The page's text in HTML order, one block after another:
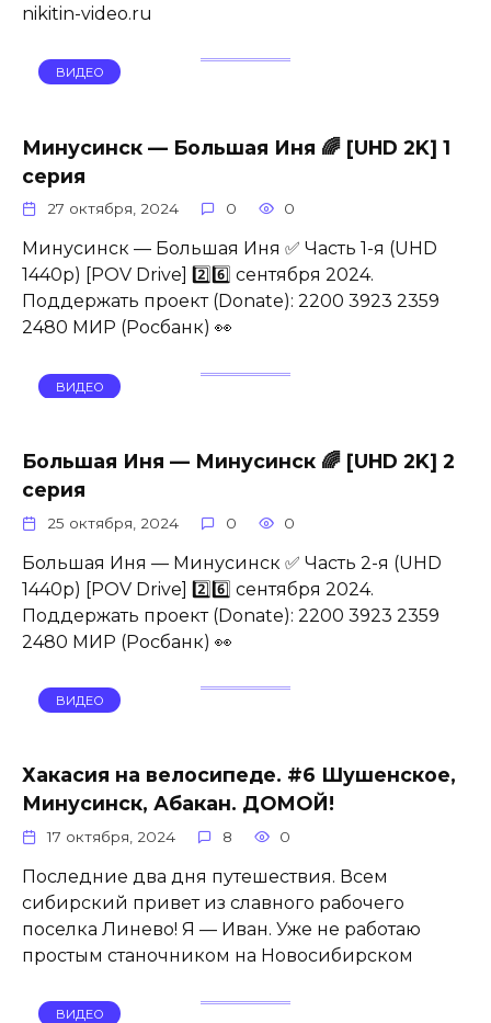
nikitin-video.ru
ВИДЕО
Минусинск — Большая Иня 🌈 [UHD 2K] 1
серия
27 октября, 2024 0 0
Минусинск — Большая Иня ✅ Часть 1-я (UHD
1440p) [POV Drive] 2️⃣6️⃣ сентября 2024.
Поддержать проект (Donate): 2200 3923 2359
2480 МИР (Росбанк) 👀
ВИДЕО
Большая Иня — Минусинск 🌈 [UHD 2K] 2
серия
25 октября, 2024 0 0
Большая Иня — Минусинск ✅ Часть 2-я (UHD
1440p) [POV Drive] 2️⃣6️⃣ сентября 2024.
Поддержать проект (Donate): 2200 3923 2359
2480 МИР (Росбанк) 👀
ВИДЕО
Хакасия на велосипеде. #6 Шушенское,
Минусинск, Абакан. ДОМОЙ!
17 октября, 2024 8 0
Последние два дня путешествия. Всем
сибирский привет из славного рабочего
поселка Линево! Я — Иван. Уже не работаю
простым станочником на Новосибирском
ВИДЕО